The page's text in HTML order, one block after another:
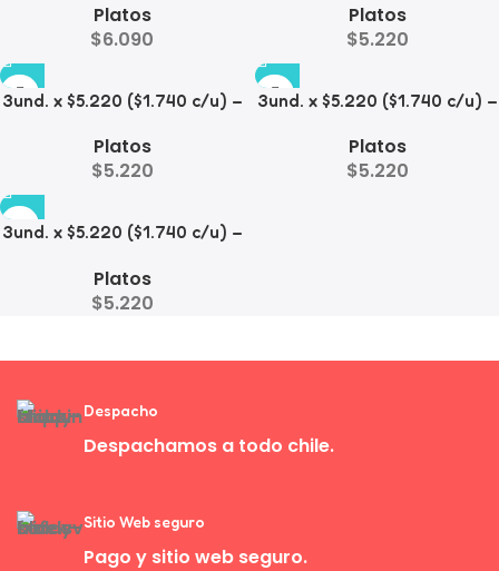
Platos
$6.090
Platos
$5.220
3und. x $5.220 ($1.740 c/u) –
Platos
$5.220
3und. x $5.220 ($1.740 c/u) –
Platos
$5.220
3und. x $5.220 ($1.740 c/u) –
Platos
$5.220
Despacho
Despachamos a todo chile.
Sitio Web seguro
Pago y sitio web seguro.